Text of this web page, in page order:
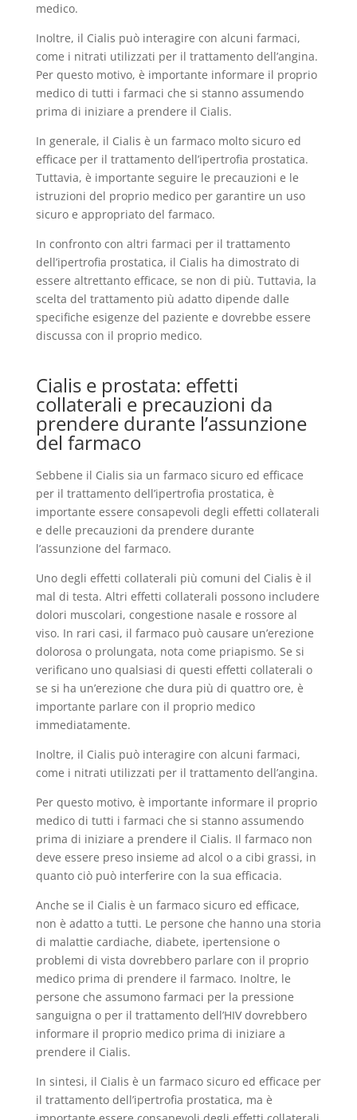
medico.
Inoltre, il Cialis può interagire con alcuni farmaci,
come i nitrati utilizzati per il trattamento dell’angina.
Per questo motivo, è importante informare il proprio
medico di tutti i farmaci che si stanno assumendo
prima di iniziare a prendere il Cialis.
In generale, il Cialis è un farmaco molto sicuro ed
efficace per il trattamento dell’ipertrofia prostatica.
Tuttavia, è importante seguire le precauzioni e le
istruzioni del proprio medico per garantire un uso
sicuro e appropriato del farmaco.
In confronto con altri farmaci per il trattamento
dell’ipertrofia prostatica, il Cialis ha dimostrato di
essere altrettanto efficace, se non di più. Tuttavia, la
scelta del trattamento più adatto dipende dalle
specifiche esigenze del paziente e dovrebbe essere
discussa con il proprio medico.
Cialis e prostata: effetti
collaterali e precauzioni da
prendere durante l’assunzione
del farmaco
Sebbene il Cialis sia un farmaco sicuro ed efficace
per il trattamento dell’ipertrofia prostatica, è
importante essere consapevoli degli effetti collaterali
e delle precauzioni da prendere durante
l’assunzione del farmaco.
Uno degli effetti collaterali più comuni del Cialis è il
mal di testa. Altri effetti collaterali possono includere
dolori muscolari, congestione nasale e rossore al
viso. In rari casi, il farmaco può causare un’erezione
dolorosa o prolungata, nota come priapismo. Se si
verificano uno qualsiasi di questi effetti collaterali o
se si ha un’erezione che dura più di quattro ore, è
importante parlare con il proprio medico
immediatamente.
Inoltre, il Cialis può interagire con alcuni farmaci,
come i nitrati utilizzati per il trattamento dell’angina.
Per questo motivo, è importante informare il proprio
medico di tutti i farmaci che si stanno assumendo
prima di iniziare a prendere il Cialis. Il farmaco non
deve essere preso insieme ad alcol o a cibi grassi, in
quanto ciò può interferire con la sua efficacia.
Anche se il Cialis è un farmaco sicuro ed efficace,
non è adatto a tutti. Le persone che hanno una storia
di malattie cardiache, diabete, ipertensione o
problemi di vista dovrebbero parlare con il proprio
medico prima di prendere il farmaco. Inoltre, le
persone che assumono farmaci per la pressione
sanguigna o per il trattamento dell’HIV dovrebbero
informare il proprio medico prima di iniziare a
prendere il Cialis.
In sintesi, il Cialis è un farmaco sicuro ed efficace per
il trattamento dell’ipertrofia prostatica, ma è